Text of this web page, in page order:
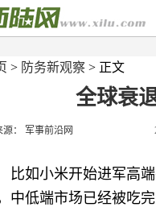
> 防务新观察 > 正文
全球衰
源： 军事前沿网
比如小米开始进军高
中低端市场已经被吃